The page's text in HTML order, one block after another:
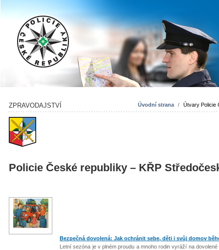
Úvodní strana / Útvary Policie
ZPRAVODAJSTVÍ
Policie České republiky – KŘP
Bezpečná dovolená: Jak ochránit sebe, děti i svůj domov
Letní sezóna je v plném proudu a mnoho rodin vyráží na